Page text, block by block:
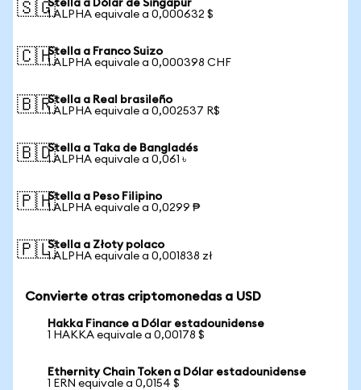
🇸🇬Stella a Dólar de Singapur
1 ALPHA equivale a 0,000632 $
🇨🇭Stella a Franco Suizo
1 ALPHA equivale a 0,000398 CHF
🇧🇷Stella a Real brasileño
1 ALPHA equivale a 0,002537 R$
🇧🇩Stella a Taka de Bangladés
1 ALPHA equivale a 0,061 ৳
🇵🇭Stella a Peso Filipino
1 ALPHA equivale a 0,0299 ₱
🇵🇱Stella a Złoty polaco
1 ALPHA equivale a 0,001838 zł
Convierte otras criptomonedas a USD
Hakka Finance a Dólar estadounidense
1 HAKKA equivale a 0,00178 $
Ethernity Chain Token a Dólar estadounidense
1 ERN equivale a 0,0154 $